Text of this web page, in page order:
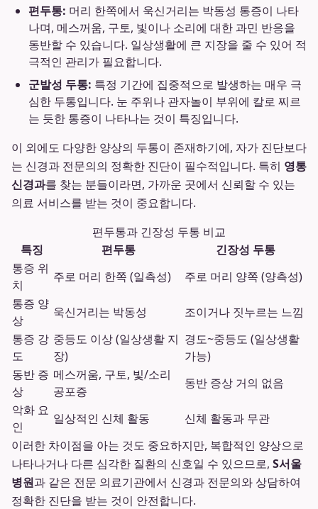
편두통: 머리 한쪽에서 욱신거리는 박동성 통증이 나타
나며, 메스꺼움, 구토, 빛이나 소리에 대한 과민 반응을
동반할 수 있습니다. 일상생활에 큰 지장을 줄 수 있어 적
극적인 관리가 필요합니다.
군발성 두통: 특정 기간에 집중적으로 발생하는 매우 극
심한 두통입니다. 눈 주위나 관자놀이 부위에 칼로 찌르
는 듯한 통증이 나타나는 것이 특징입니다.
이 외에도 다양한 양상의 두통이 존재하기에, 자가 진단보다
는 신경과 전문의의 정확한 진단이 필수적입니다. 특히 영통
신경과를 찾는 분들이라면, 가까운 곳에서 신뢰할 수 있는
의료 서비스를 받는 것이 중요합니다.
편두통과 긴장성 두통 비교
특징
편두통
긴장성 두통
통증 위
치
주로 머리 한쪽 (일측성)
주로 머리 양쪽 (양측성)
통증 양
상
욱신거리는 박동성
조이거나 짓누르는 느낌
통증 강
도
중등도 이상 (일상생활 지
장)
경도~중등도 (일상생활
가능)
동반 증
상
메스꺼움, 구토, 빛/소리
공포증
동반 증상 거의 없음
악화 요
인
일상적인 신체 활동
신체 활동과 무관
이러한 차이점을 아는 것도 중요하지만, 복합적인 양상으로
나타나거나 다른 심각한 질환의 신호일 수 있으므로, S서울
병원과 같은 전문 의료기관에서 신경과 전문의와 상담하여
정확한 진단을 받는 것이 안전합니다.